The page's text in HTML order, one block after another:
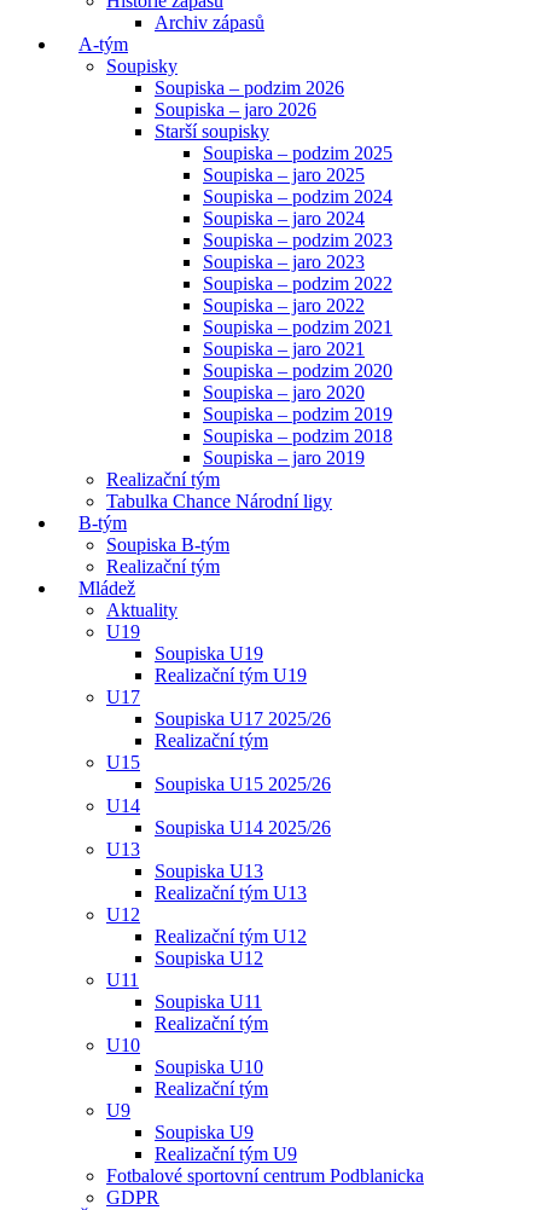
Archiv zápasů
A-tým
Soupisky
Soupiska – podzim 2026
Soupiska – jaro 2026
Starší soupisky
Soupiska – podzim 2025
Soupiska – jaro 2025
Soupiska – podzim 2024
Soupiska – jaro 2024
Soupiska – podzim 2023
Soupiska – jaro 2023
Soupiska – podzim 2022
Soupiska – jaro 2022
Soupiska – podzim 2021
Soupiska – jaro 2021
Soupiska – podzim 2020
Soupiska – jaro 2020
Soupiska – podzim 2019
Soupiska – podzim 2018
Soupiska – jaro 2019
Realizační tým
Tabulka Chance Národní ligy
B-tým
Soupiska B-tým
Realizační tým
Mládež
Aktuality
U19
Soupiska U19
Realizační tým U19
U17
Soupiska U17 2025/26
Realizační tým
U15
Soupiska U15 2025/26
U14
Soupiska U14 2025/26
U13
Soupiska U13
Realizační tým U13
U12
Realizační tým U12
Soupiska U12
U11
Soupiska U11
Realizační tým
U10
Soupiska U10
Realizační tým
U9
Soupiska U9
Realizační tým U9
Fotbalové sportovní centrum Podblanicka
GDPR